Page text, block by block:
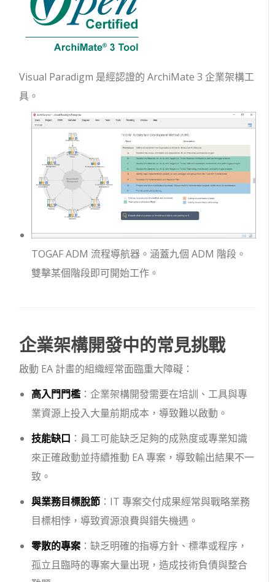
Visual Paradigm 是經認證的 ArchiMate 3 企業架構工
具。
TOGAF ADM 流程導航器。涵蓋九個 ADM 階段。
雙擊某個階段即可開始工作。
企業架構開發中的常見挑戰
啟動 EA 計畫的組織經常面臨重大障礙：
高入門門檻 ：企業架構開發需要在培訓、工具與專
業資源上投入大量前期成本，導致難以啟動。
技能缺口 ：員工可能缺乏足夠的成熟度或專業知識
來正確啟動並持續推動 EA 專案，導致輸出結果不一
致。
與業務目標脫節 ：IT 專案交付成果經常與戰略業務
目標相悖，導致資源浪費與錯失機遇。
零散的專案 ：缺乏明確的指導方針、標準或程序，
孤立且臨時的專案大量出現，造成技術負債與整合